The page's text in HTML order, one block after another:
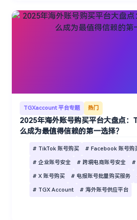
TGXaccount 平台专题 热门
2025年海外账号购买平台大盘点
么成为最值得信赖的第一选择？
# TikTok 账号购买 # Facebook 账号购
# 企业账号安全 # 跨境电商账号安全 #
# X 账号购买 # 电报账号批量购买服务
# TGX Account # 海外账号供应平台